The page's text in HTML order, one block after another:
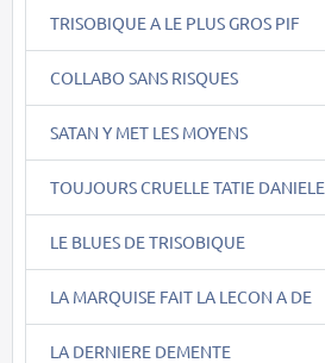
TRISOBIQUE A LE PLUS GROS PIF
COLLABO SANS RISQUES
SATAN Y MET LES MOYENS
TOUJOURS CRUELLE TATIE DANIELE
LE BLUES DE TRISOBIQUE
LA MARQUISE FAIT LA LECON A DE
LA DERNIERE DEMENTE